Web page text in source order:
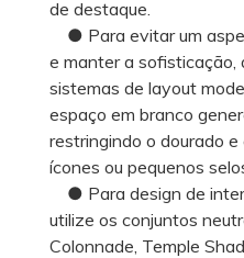
de destaque.
● Para evitar um
e manter a sofisticação,
sistemas de layout
espaço em branco
restringindo o dourado e
ícones ou pequenos
● Para design de
utilize os conjuntos
Colonnade, Temple